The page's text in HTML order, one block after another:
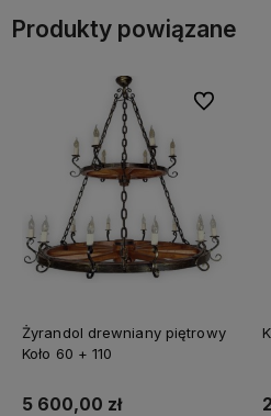
Produkty powiązane
Żyrandol drewniany piętrowy
Koło 60 + 110
5 600,00 zł
Do